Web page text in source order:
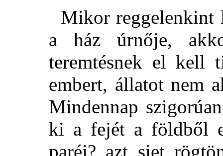
Mikor reggelenkint
a ház úrnője,
teremtésnek el kell
embert, állatot nem
Mindennap
ki a fejét a földből
paréj? azt siet